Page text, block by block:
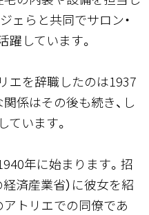
ェらと共同でサロン・
躍しています。
エを辞職したのは1937
係はその後も続き、し
います。
年に始まります。招
済産業省）に彼女を紹
アトリエでの同僚であ